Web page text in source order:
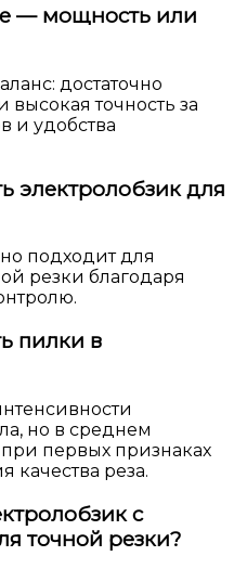
— мощность или
достаточно
точность за
и удобства
электролобзик для
подходит для
резки благодаря
пилки в
но в среднем
первых признаках
качества реза.
с
точной резки?